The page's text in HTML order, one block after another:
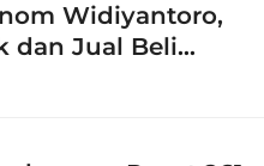
Widiyantoro,
dan Jual Beli